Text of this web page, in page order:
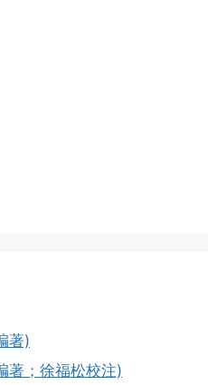
著)
著；徐福松校注)